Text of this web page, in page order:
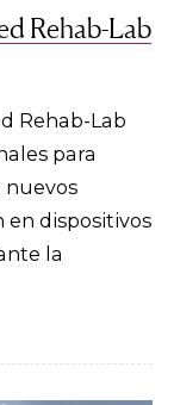
Rehab-Lab
Rehab-Lab
para
nuevos
en dispositivos
la